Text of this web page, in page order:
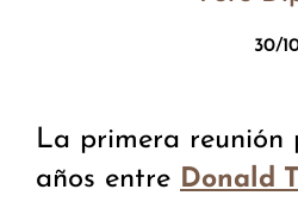
30/
La primera reunión
años entre Donald